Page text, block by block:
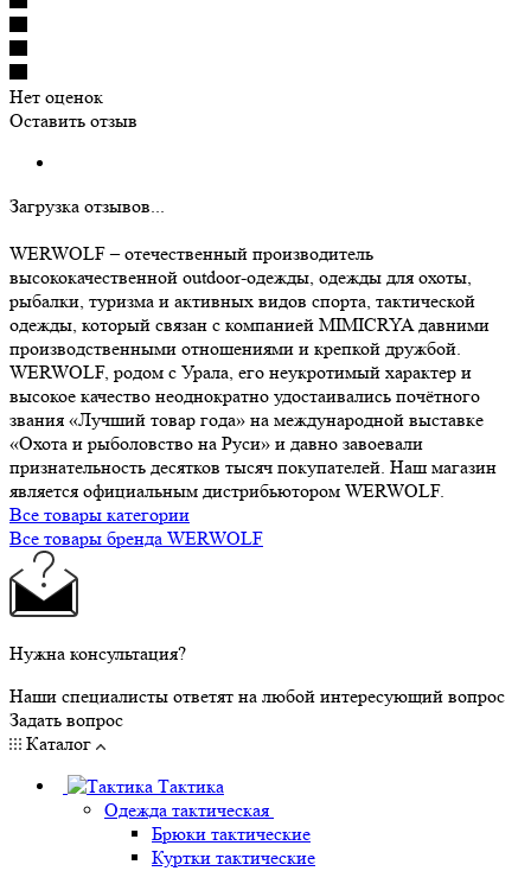
Нет оценок
Оставить отзыв
Загрузка отзывов...
WERWOLF – отечественный производитель
высококачественной outdoor-одежды, одежды для охоты,
рыбалки, туризма и активных видов спорта, тактической
одежды, который связан с компанией MIMICRYA давними
производственными отношениями и крепкой дружбой.
WERWOLF, родом с Урала, его неукротимый характер и
высокое качество неоднократно удостаивались почётного
звания «Лучший товар года» на международной выставке
«Охота и рыболовство на Руси» и давно завоевали
признательность десятков тысяч покупателей. Наш магазин
является официальным дистрибьютором WERWOLF.
Все товары категории
Все товары бренда WERWOLF
Нужна консультация?
Наши специалисты ответят на любой интересующий вопрос
Задать вопрос
Каталог
Тактика
Одежда тактическая
Брюки тактические
Куртки тактические